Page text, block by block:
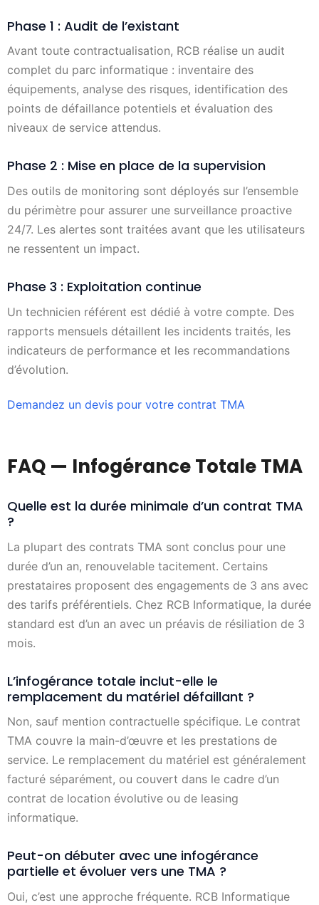
Phase 1 : Audit de l’existant
Avant toute contractualisation, RCB réalise un audit
complet du parc informatique : inventaire des
équipements, analyse des risques, identification des
points de défaillance potentiels et évaluation des
niveaux de service attendus.
Phase 2 : Mise en place de la supervision
Des outils de monitoring sont déployés sur l’ensemble
du périmètre pour assurer une surveillance proactive
24/7. Les alertes sont traitées avant que les utilisateurs
ne ressentent un impact.
Phase 3 : Exploitation continue
Un technicien référent est dédié à votre compte. Des
rapports mensuels détaillent les incidents traités, les
indicateurs de performance et les recommandations
d’évolution.
Demandez un devis pour votre contrat TMA
FAQ — Infogérance Totale TMA
Quelle est la durée minimale d’un contrat TMA
?
La plupart des contrats TMA sont conclus pour une
durée d’un an, renouvelable tacitement. Certains
prestataires proposent des engagements de 3 ans avec
des tarifs préférentiels. Chez RCB Informatique, la durée
standard est d’un an avec un préavis de résiliation de 3
mois.
L’infogérance totale inclut-elle le
remplacement du matériel défaillant ?
Non, sauf mention contractuelle spécifique. Le contrat
TMA couvre la main-d’œuvre et les prestations de
service. Le remplacement du matériel est généralement
facturé séparément, ou couvert dans le cadre d’un
contrat de location évolutive ou de leasing
informatique.
Peut-on débuter avec une infogérance
partielle et évoluer vers une TMA ?
Oui, c’est une approche fréquente. RCB Informatique